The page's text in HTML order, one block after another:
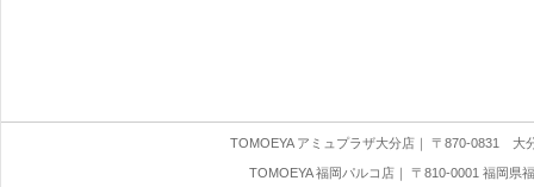
TOMOEYA アミュプラザ大分店 ｜ 〒870-0831 大
TOMOEYA 福岡パルコ店｜ 〒810-0001 福岡県